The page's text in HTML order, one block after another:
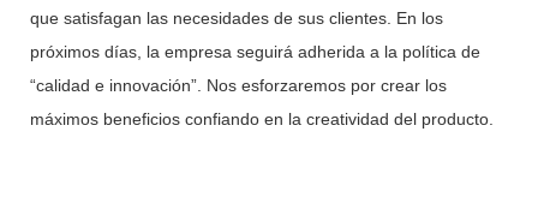
que satisfagan las necesidades de sus clientes. En los
próximos días, la empresa seguirá adherida a la política de
“calidad e innovación”. Nos esforzaremos por crear los
máximos beneficios confiando en la creatividad del producto.